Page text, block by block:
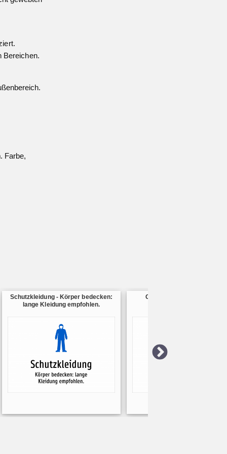
Bereichen.
Farbe,
Schutzkleidung - Körper bedecken:
lange Kleidung empfohlen.
Geeignete Kleidung - tragen